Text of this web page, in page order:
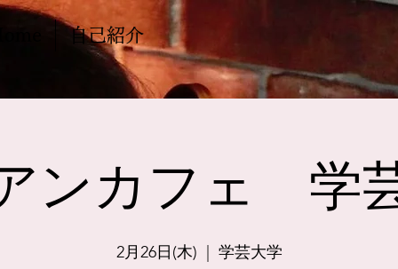
自己紹介
ンカフェ 学
2月26日(木) 学芸大学